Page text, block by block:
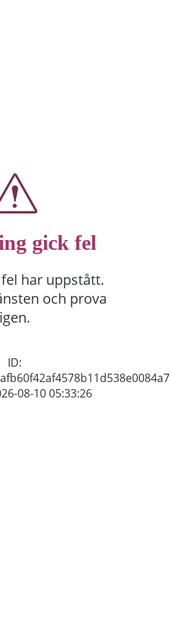
gick fel
har uppstått.
och prova
igen.
ID:
08-10 05:33:26